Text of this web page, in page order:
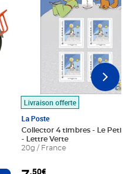
Ajouter au panier
Livraison offerte
La Poste
Collector 4 timbres - Le Petit
- Lettre Verte
20g / France
,50€